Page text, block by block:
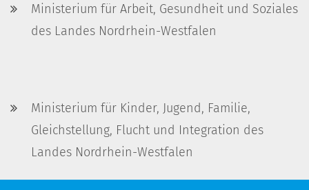
Ministerium für Arbeit, Gesundheit und Soziales
des Landes Nordrhein-Westfalen
Ministerium für Kinder, Jugend, Familie,
Gleichstellung, Flucht und Integration des
Landes Nordrhein-Westfalen